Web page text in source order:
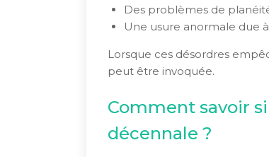
Des problèmes de
Une usure anormale due
Lorsque ces désordres
peut être invoquée.
Comment savoir
décennale ?